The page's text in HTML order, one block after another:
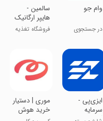
‏‏وام جو
در جستجوی
سالمین -
هایپر ارگانیک
فروشگاه تغذیه
‏‏ایزی‌پی -
سرمایه
‏موری | دستیار
خرید هوش